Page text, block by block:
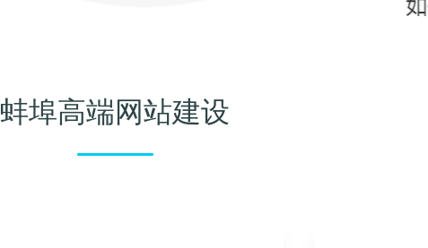
蚌埠高端网站建设